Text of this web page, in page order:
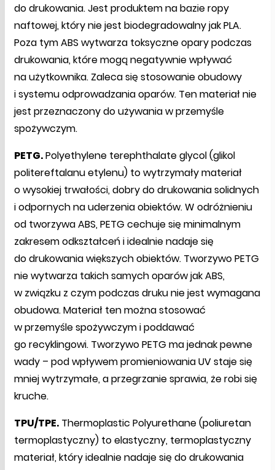
do drukowania. Jest produktem na bazie ropy
naftowej, który nie jest biodegradowalny jak PLA.
Poza tym ABS wytwarza toksyczne opary podczas
drukowania, które mogą negatywnie wpływać
na użytkownika. Zaleca się stosowanie obudowy
i systemu odprowadzania oparów. Ten materiał nie
jest przeznaczony do używania w przemyśle
spożywczym.
PETG.Polyethylene terephthalate glycol (glikol
politereftalanu etylenu) to wytrzymały materiał
o wysokiej trwałości, dobry do drukowania solidnych
i odpornych na uderzenia obiektów. W odróżnieniu
od tworzywa ABS, PETG cechuje się minimalnym
zakresem odkształceń i idealnie nadaje się
do drukowania większych obiektów. Tworzywo PETG
nie wytwarza takich samych oparów jak ABS,
w związku z czym podczas druku nie jest wymagana
obudowa. Materiał ten można stosować
w przemyśle spożywczym i poddawać
go recyklingowi. Tworzywo PETG ma jednak pewne
wady – pod wpływem promieniowania UV staje się
mniej wytrzymałe, a przegrzanie sprawia, że robi się
kruche.
TPU/TPE.Thermoplastic Polyurethane (poliuretan
termoplastyczny) to elastyczny, termoplastyczny
materiał, który idealnie nadaje się do drukowania